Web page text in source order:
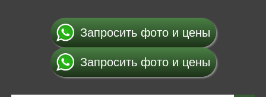
Запросить фото и цены
Запросить фото и цены